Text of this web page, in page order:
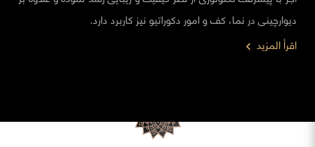
دیوارچینی در نما، کف و امور دکوراتیو نیز کاربرد دارد.
اقرأ المزيد